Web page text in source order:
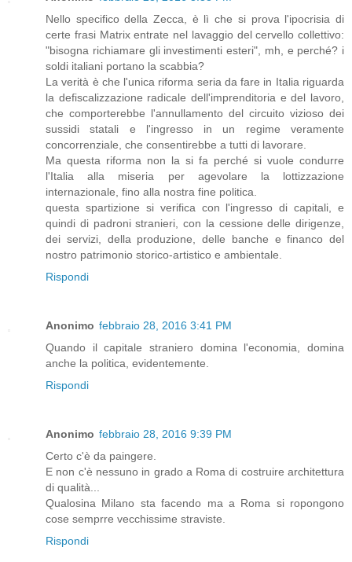
Nello specifico della Zecca, è lì che si prova l'ipocrisia di
certe frasi Matrix entrate nel lavaggio del cervello collettivo:
"bisogna richiamare gli investimenti esteri", mh, e perché? i
soldi italiani portano la scabbia?
La verità è che l'unica riforma seria da fare in Italia riguarda
la defiscalizzazione radicale dell'imprenditoria e del lavoro,
che comporterebbe l'annullamento del circuito vizioso dei
sussidi statali e l'ingresso in un regime veramente
concorrenziale, che consentirebbe a tutti di lavorare.
Ma questa riforma non la si fa perché si vuole condurre
l'Italia alla miseria per agevolare la lottizzazione
internazionale, fino alla nostra fine politica.
questa spartizione si verifica con l'ingresso di capitali, e
quindi di padroni stranieri, con la cessione delle dirigenze,
dei servizi, della produzione, delle banche e financo del
nostro patrimonio storico-artistico e ambientale.
Rispondi
Anonimo febbraio 28, 2016 3:41 PM
Quando il capitale straniero domina l'economia, domina
anche la politica, evidentemente.
Rispondi
Anonimo febbraio 28, 2016 9:39 PM
Certo c'è da paingere.
E non c'è nessuno in grado a Roma di costruire architettura
di qualità...
Qualosina Milano sta facendo ma a Roma si ropongono
cose semprre vecchissime straviste.
Rispondi